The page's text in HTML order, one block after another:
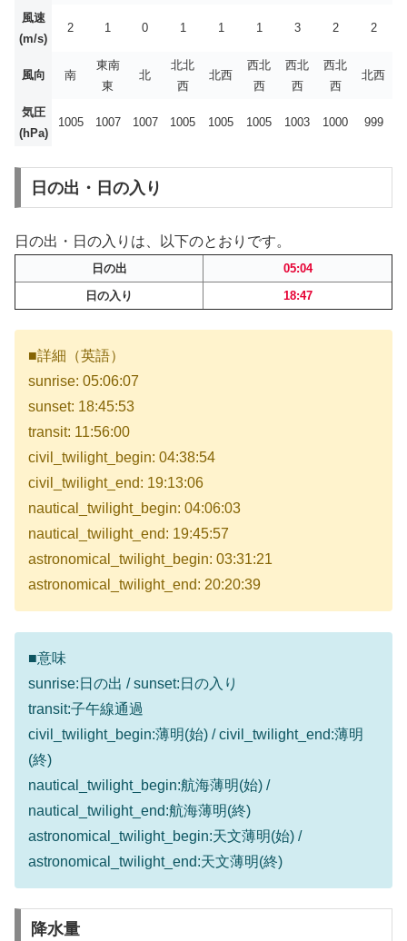
風速
(m/s)
2 1 0 1 1 1 3 2 2
風向 南
東南
東
北
北北
西
北西
西北
西
西北
西
西北
西
北西
気圧
(hPa)
1005 1007 1007 1005 1005 1005 1003 1000 999
日の出・日の入り
日の出・日の入りは、以下のとおりです。
日の出
05:04
日の入り
18:47
■詳細（英語）
sunrise: 05:06:07
sunset: 18:45:53
transit: 11:56:00
civil_twilight_begin: 04:38:54
civil_twilight_end: 19:13:06
nautical_twilight_begin: 04:06:03
nautical_twilight_end: 19:45:57
astronomical_twilight_begin: 03:31:21
astronomical_twilight_end: 20:20:39
■意味
sunrise:日の出 / sunset:日の入り
transit:子午線通過
civil_twilight_begin:薄明(始) / civil_twilight_end:薄明
(終)
nautical_twilight_begin:航海薄明(始) /
nautical_twilight_end:航海薄明(終)
astronomical_twilight_begin:天文薄明(始) /
astronomical_twilight_end:天文薄明(終)
降水量